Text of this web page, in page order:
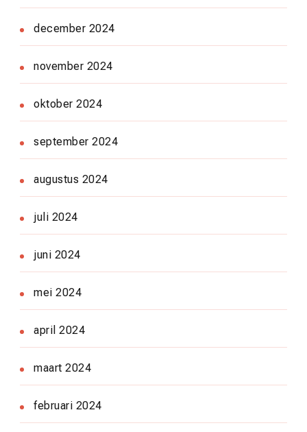
december 2024
november 2024
oktober 2024
september 2024
augustus 2024
juli 2024
juni 2024
mei 2024
april 2024
maart 2024
februari 2024